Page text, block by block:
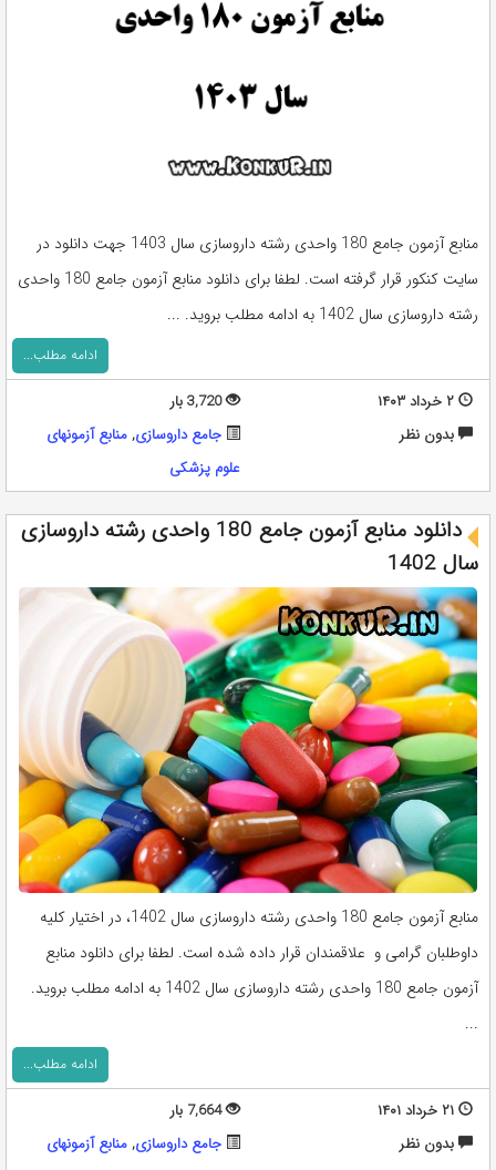
منابع آزمون جامع 180 واحدی رشته داروسازی سال 1403 جهت دانلود در
سایت کنکور قرار گرفته است. لطفا برای دانلود منابع آزمون جامع 180 واحدی
رشته داروسازی سال 1402 به ادامه مطلب بروید. ...
ادامه مطلب...
۲ خرداد ۱۴۰۳
3,720 بار
بدون نظر
جامع داروسازی,منابع آزمونهای
علوم پزشکی
دانلود منابع آزمون جامع 180 واحدی رشته داروسازی
سال 1402
منابع آزمون جامع 180 واحدی رشته داروسازی سال 1402، در اختیار کلیه
داوطلبان گرامی و علاقمندان قرار داده شده است. لطفا برای دانلود منابع
آزمون جامع 180 واحدی رشته داروسازی سال 1402 به ادامه مطلب بروید.
...
ادامه مطلب...
۲۱ خرداد ۱۴۰۱
7,664 بار
بدون نظر
جامع داروسازی,منابع آزمونهای